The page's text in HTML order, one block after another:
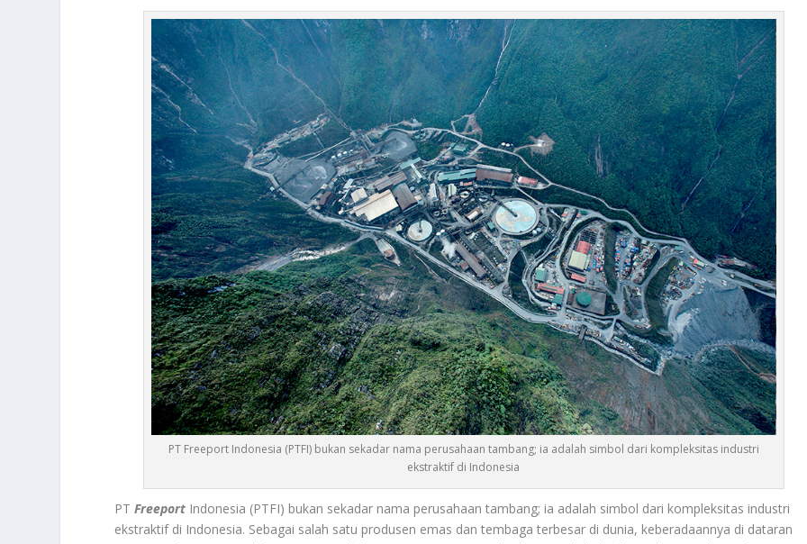
PT Freeport Indonesia (PTFI) bukan sekadar nama perusahaan tambang; ia adalah simbol dari kompleksitas industri
ekstraktif di Indonesia
PTFreeport Indonesia (PTFI) bukan sekadar nama perusahaan tambang; ia adalah simbol dari kompleksitas industri
ekstraktif di Indonesia. Sebagai salah satu produsen emas dan tembaga terbesar di dunia, keberadaannya di dataran